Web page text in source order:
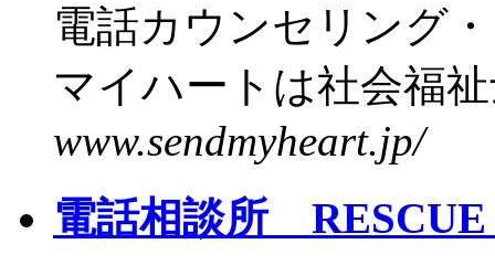
電話カウンセリング
マイハートは社会福
www.sendmyheart.jp/
電話相談所